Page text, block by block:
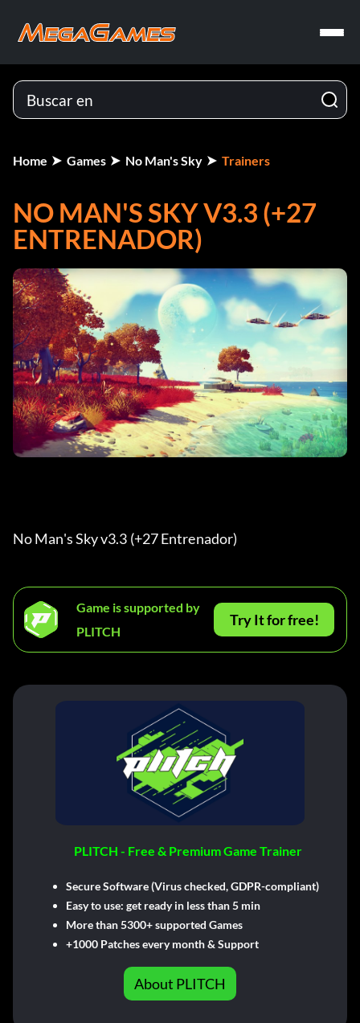
Home Games No Man's Sky Trainers
NO MAN'S SKY V3.3 (+27
ENTRENADOR)
No Man's Sky v3.3 (+27 Entrenador)
Game is supported by
PLITCH
Try It for free!
PLITCH - Free & Premium Game Trainer
Secure Software (Virus checked, GDPR-compliant)
Easy to use: get ready in less than 5 min
More than 5300+ supported Games
+1000 Patches every month & Support
About PLITCH